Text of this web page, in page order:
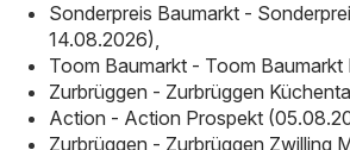
Sonderpreis Baumarkt -
14.08.2026),
Toom Baumarkt - Toom
Zurbrüggen - Zurbrüggen
Action - Action Prospekt
Zurbrüggen - Zurbrüggen Zwilling